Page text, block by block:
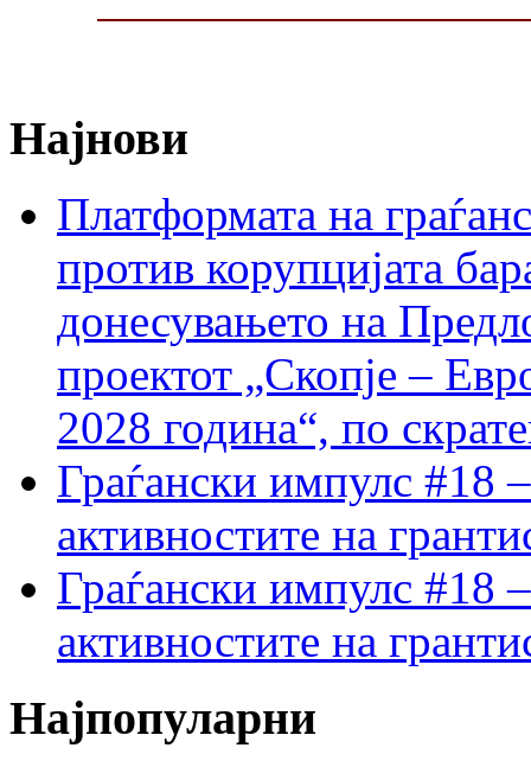
Најнови
Платформата на
против корупцијата
донесувањето на
проектот „Скопје –
2028 година“, по
Граѓански импулс #18
активностите на
Граѓански импулс #18
активностите на
Најпопуларни